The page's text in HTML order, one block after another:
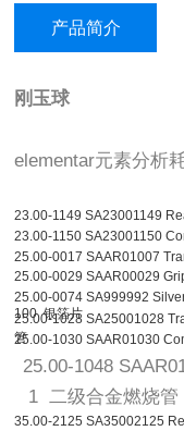
产品简介
刚玉球
elementar元素分析
23.00-1149 SA23001149
23.00-1150 SA23001150
25.00-0017 SAAR01007
25.00-0029 SAAR00029
25.00-0074 SA999992
100 银箔片
25.00-1028 SA25001028
管
25.00-1030 SAAR01030
25.00-1048
1 二级合金燃烧管
35.00-2125 SA35002125